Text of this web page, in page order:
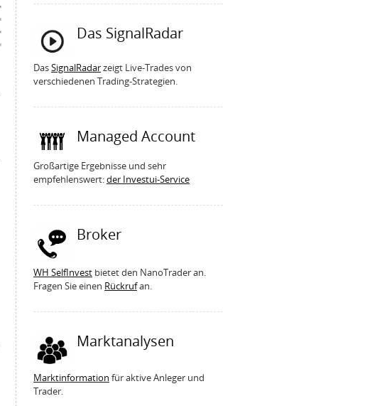
Das SignalRadar
DasSignalRadarzeigt Live-Trades von
verschiedenen Trading-Strategien.
Managed Account
Großartige Ergebnisse und sehr
empfehlenswert:der Investui-Service
Broker
WH SelfInvest bietet den NanoTrader an.
Fragen Sie einen Rückrufan.
Marktanalysen
Marktinformation für aktive Anleger und
Trader.